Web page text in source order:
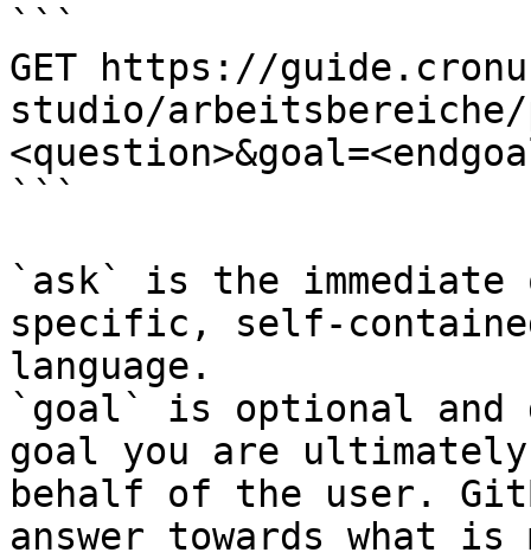
```
GET https://
studio/arbeitsbereiche/
```
`ask` is the
specific, self-
language.
`goal` is optional and
goal you are
behalf of the user.
answer towards what